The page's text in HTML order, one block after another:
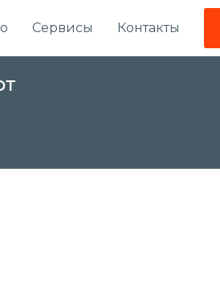
Сервисы Контакты